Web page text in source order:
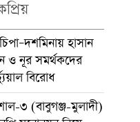
হাসান
ও নূর সমর্থকদের
বিরোধ
৩ (বাবুগঞ্জ-মুলাদী)